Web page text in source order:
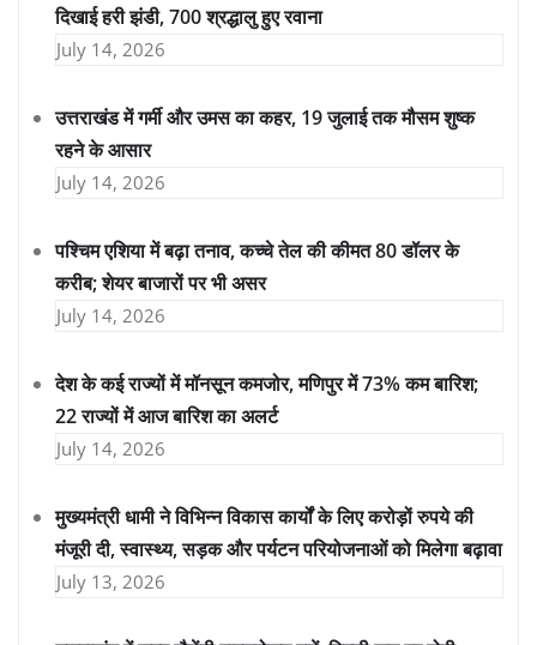
दिखाई हरी झंडी, 700 श्रद्धालु हुए रवाना
July 14, 2026
उत्तराखंड में गर्मी और उमस का कहर, 19 जुलाई तक मौसम शुष्क
रहने के आसार
July 14, 2026
पश्चिम एशिया में बढ़ा तनाव, कच्चे तेल की कीमत 80 डॉलर के
करीब; शेयर बाजारों पर भी असर
July 14, 2026
देश के कई राज्यों में मॉनसून कमजोर, मणिपुर में 73% कम बारिश;
22 राज्यों में आज बारिश का अलर्ट
July 14, 2026
मुख्यमंत्री धामी ने विभिन्न विकास कार्यों के लिए करोड़ों रुपये की
मंजूरी दी, स्वास्थ्य, सड़क और पर्यटन परियोजनाओं को मिलेगा बढ़ावा
July 13, 2026